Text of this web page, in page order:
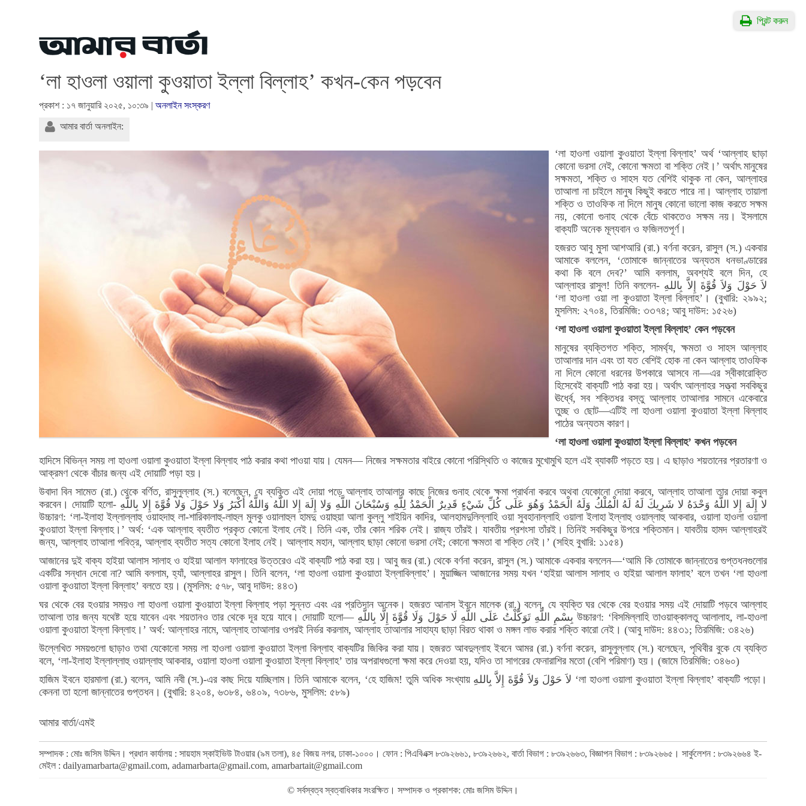
‘লা হাওলা ওয়ালা কুওয়াতা ইল্লা বিল্লাহ’ কখন-কেন পড়বেন
প্রকাশ : ১৭ জানুয়ারি ২০২৫, ১০:৩৯ | অনলাইন সংস্করণ
আমার বার্তা অনলাইন:
‘লা হাওলা ওয়ালা কুওয়াতা ইল্লা বিল্লাহ’ অর্থ ‘আল্লাহ ছাড়া
কোনো ভরসা নেই, কোনো ক্ষমতা বা শক্তি নেই।’ অর্থাৎ মানুষের
সক্ষমতা, শক্তি ও সাহস যত বেশিই থাকুক না কেন, আল্লাহর
তাআলা না চাইলে মানুষ কিছুই করতে পারে না। আল্লাহ তায়ালা
শক্তি ও তাওফিক না দিলে মানুষ কোনো ভালো কাজ করতে সক্ষম
নয়, কোনো গুনাহ থেকে বেঁচে থাকতেও সক্ষম নয়। ইসলামে
বাক্যটি অনেক মূল্যবান ও ফজিলতপূর্ণ।
হজরত আবু মুসা আশআরি (রা.) বর্ণনা করেন, রাসুল (স.) একবার
আমাকে বললেন, ‘তোমাকে জান্নাতের অন্যতম ধনভাণ্ডারের
কথা কি বলে দেব?’ আমি বললাম, অবশ্যই বলে দিন, হে
আল্লাহর রাসুল! তিনি বললেন- لاَ حَوْلَ وَلاَ قُوَّةَ إِلاَّ بِاللهِ
‘লা হাওলা ওয়া লা কুওয়াতা ইল্লা বিল্লাহ’। (বুখারি: ২৯৯২;
মুসলিম: ২৭০৪, তিরমিজি: ৩৩৭৪; আবু দাউদ: ১৫২৬)
‘লা হাওলা ওয়ালা কুওয়াতা ইল্লা বিল্লাহ’ কেন পড়বেন
মানুষের ব্যক্তিগত শক্তি, সামর্থ্য, ক্ষমতা ও সাহস আল্লাহ
তাআলার দান এবং তা যত বেশিই হোক না কেন আল্লাহ তাওফিক
না দিলে কোনো ধরনের উপকারে আসবে না—এর স্বীকারোক্তি
হিসেবেই বাক্যটি পাঠ করা হয়। অর্থাৎ আল্লাহর সত্ত্বা সবকিছুর
ঊর্ধ্বে, সব শক্তিধর বস্তু আল্লাহ তাআলার সামনে একেবারে
তুচ্ছ ও ছোট—এটিই লা হাওলা ওয়ালা কুওয়াতা ইল্লা বিল্লাহ
পাঠের অন্যতম কারণ।
‘লা হাওলা ওয়ালা কুওয়াতা ইল্লা বিল্লাহ’ কখন পড়বেন
হাদিসে বিভিন্ন সময় লা হাওলা ওয়ালা কুওয়াতা ইল্লা বিল্লাহ পাঠ করার কথা পাওয়া যায়। যেমন— নিজের সক্ষমতার বাইরে কোনো পরিস্থিতি ও কাজের মুখোমুখি হলে এই ব্যাকটি পড়তে হয়। এ ছাড়াও শয়তানের প্রতারণা ও
আক্রমণ থেকে বাঁচার জন্য এই দোয়াটি পড়া হয়।
উবাদা বিন সামেত (রা.) থেকে বর্ণিত, রাসুলুল্লাহ (স.) বলেছেন, যে ব্যক্তি এই দোয়া পড়ে আল্লাহ তাআলার কাছে নিজের গুনাহ থেকে ক্ষমা প্রার্থনা করবে অথবা যেকোনো দোয়া করবে, আল্লাহ তাআলা তার দোয়া কবুল
করবেন। দোয়াটি হলো- لا إِلَهَ إِلا اللَّهُ وَحْدَهُ لا شَرِيكَ لَهُ لَهُ الْمُلْكُ وَلَهُ الْحَمْدُ وَهُوَ عَلَى كُلِّ شَيْءٍ قَدِيرٌ الْحَمْدُ لِلَّهِ وَسُبْحَانَ اللَّهِ وَلا إِلَهَ إِلا اللَّهُ وَاللَّهُ أَكْبَرُ وَلا حَوْلَ وَلا قُوَّةَ إِلا بِاللَّهِ
উচ্চারণ: ‘লা-ইলাহা ইল্লাল্লাহু ওয়াহদাহু লা-শারিকালাহু-লাহুল মুলকু ওয়ালাহুল হামদু ওয়াহুয়া আলা কুল্লু শাইয়িন কাদির, আলহামদুলিল্লাহি ওয়া সুবহানাল্লাহি ওয়ালা ইলাহা ইল্লাহু ওয়াল্লাহু আকবার, ওয়ালা হাওলা ওয়ালা
কুওয়াতা ইল্লা বিল্লাহ।’ অর্থ: ‘এক আল্লাহ ব্যতীত প্রকৃত কোনো ইলাহ নেই। তিনি এক, তাঁর কোন শরিক নেই। রাজ্য তাঁরই। যাবতীয় প্রশংসা তাঁরই। তিনিই সবকিছুর উপরে শক্তিমান। যাবতীয় হামদ আল্লাহরই
জন্য, আল্লাহ তাআলা পবিত্র, আল্লাহ ব্যতীত সত্য কোনো ইলাহ নেই। আল্লাহ মহান, আল্লাহ ছাড়া কোনো ভরসা নেই; কোনো ক্ষমতা বা শক্তি নেই।’ (সহিহ বুখারি: ১১৫৪)
আজানের দুই বাক্য হাইয়া আলাস সালাহ ও হাইয়া আলাল ফালাহের উত্তরেও এই বাক্যটি পাঠ করা হয়। আবু জর (রা.) থেকে বর্ণনা করেন, রাসুল (স.) আমাকে একবার বললেন—‘আমি কি তোমাকে জান্নাতের গুপ্তধনগুলোর
একটির সন্ধান দেবো না? আমি বললাম, হ্যাঁ, আল্লাহর রাসুল। তিনি বলেন, ‘লা হাওলা ওয়ালা কুওয়াতা ইল্লাবিল্লাহ’। মুয়াজ্জিন আজানের সময় যখন ‘হাইয়া আলাস সালাহ ও হাইয়া আলাল ফালাহ’ বলে তখন ‘লা হাওলা
ওয়ালা কুওয়াতা ইল্লা বিল্লাহ’ বলতে হয়। (মুসলিম: ৫৭৮, আবু দাউদ: ৪৪৩)
ঘর থেকে বের হওয়ার সময়ও লা হাওলা ওয়ালা কুওয়াতা ইল্লা বিল্লাহ পড়া সুন্নত এবং এর প্রতিদান অনেক। হজরত আনাস ইবনে মালেক (রা.) বলেন, যে ব্যক্তি ঘর থেকে বের হওয়ার সময় এই দোয়াটি পড়বে আল্লাহ
তাআলা তার জন্য যথেষ্ট হয়ে যাবেন এবং শয়তানও তার থেকে দূর হয়ে যাবে। দোয়াটি হলো— بِسْمِ اللَّهِ تَوَكَّلْتُ عَلَى اللَّهِ لَا حَوْلَ وَلَا قُوَّةَ إِلَّا بِاللَّهِ উচ্চারণ: ‘বিসমিল্লাহি তাওয়াক্কালতু আলালাহ, লা-হাওলা
ওয়ালা কুওয়াতা ইল্লা বিল্লাহ।’ অর্থ: আল্লাহর নামে, আল্লাহ তাআলার ওপরই নির্ভর করলাম, আল্লাহ তাআলার সাহায্য ছাড়া বিরত থাকা ও মঙ্গল লাভ করার শক্তি কারো নেই। (আবু দাউদ: ৪৪৩১; তিরমিজি: ৩৪২৬)
উল্লেখিত সময়গুলো ছাড়াও তথা যেকোনো সময় লা হাওলা ওয়ালা কুওয়াতা ইল্লা বিল্লাহ বাক্যটির জিকির করা যায়। হজরত আবদুল্লাহ ইবনে আমর (রা.) বর্ণনা করেন, রাসুলুল্লাহ (স.) বলেছেন, পৃথিবীর বুকে যে ব্যক্তি
বলে, ‘লা-ইলাহা ইল্লাল্লাহু ওয়াল্লাহু আকবার, ওয়ালা হাওলা ওয়ালা কুওয়াতা ইল্লা বিল্লাহ’ তার অপরাধগুলো ক্ষমা করে দেওয়া হয়, যদিও তা সাগরের ফেনারাশির মতো (বেশি পরিমাণ) হয়। (জামে তিরমিজি: ৩৪৬০)
হাজিম ইবনে হারমালা (রা.) বলেন, আমি নবী (স.)-এর কাছ দিয়ে যাচ্ছিলাম। তিনি আমাকে বলেন, ‘হে হাজিম! তুমি অধিক সংখ্যায় لاَ حَوْلَ وَلاَ قُوَّةَ إِلاَّ بِاللهِ ‘লা হাওলা ওয়ালা কুওয়াতা ইল্লা বিল্লাহ’ বাক্যটি পড়ো।
কেননা তা হলো জান্নাতের গুপ্তধন। (বুখারি: ৪২০৪, ৬৩৮৪, ৬৪০৯, ৭৩৮৬, মুসলিম: ৫৮৯)
আমার বার্তা/এমই
সম্পাদক : মোঃ জসিম উদ্দিন। প্রধান কার্যালয় : সায়হাম স্কাইভিউ টাওয়ার (৯ম তলা), ৪৫ বিজয় নগর, ঢাকা-১০০০। ফোন : পিএবিএক্স ৮৩৯২৬৬১, ৮৩৯২৬৬২, বার্তা বিভাগ : ৮৩৯২৬৬৩, বিজ্ঞাপন বিভাগ : ৮৩৯২৬৬৫। সার্কুলেশন : ৮৩৯২৬৬৪ ই-
মেইল : dailyamarbarta@gmail.com, adamarbarta@gmail.com, amarbartait@gmail.com
© সর্বস্বত্ব স্বত্বাধিকার সংরক্ষিত। সম্পাদক ও প্রকাশক: মোঃ জসিম উদ্দিন।
প্রিন্ট করুন